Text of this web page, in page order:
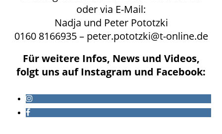
oder via E-Mail:
Nadja und Peter Pototzki
0160 8166935 – peter.pototzki@t-online.de
Für weitere Infos, News und Videos,
folgt uns auf Instagram und Facebook: